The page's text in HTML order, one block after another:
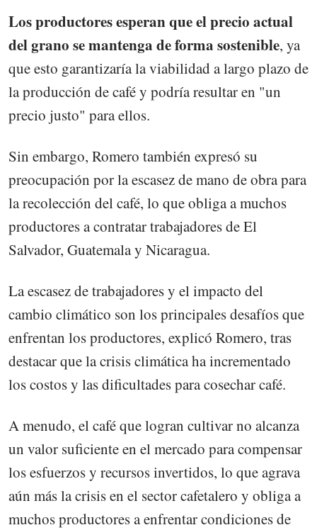
Los productores esperan que el precio actual
del grano se mantenga de forma sostenible, ya
que esto garantizaría la viabilidad a largo plazo de
la producción de café y podría resultar en "un
precio justo" para ellos.
Sin embargo, Romero también expresó su
preocupación por la escasez de mano de obra para
la recolección del café, lo que obliga a muchos
productores a contratar trabajadores de El
Salvador, Guatemala y Nicaragua.
La escasez de trabajadores y el impacto del
cambio climático son los principales desafíos que
enfrentan los productores, explicó Romero, tras
destacar que la crisis climática ha incrementado
los costos y las dificultades para cosechar café.
A menudo, el café que logran cultivar no alcanza
un valor suficiente en el mercado para compensar
los esfuerzos y recursos invertidos, lo que agrava
aún más la crisis en el sector cafetalero y obliga a
muchos productores a enfrentar condiciones de